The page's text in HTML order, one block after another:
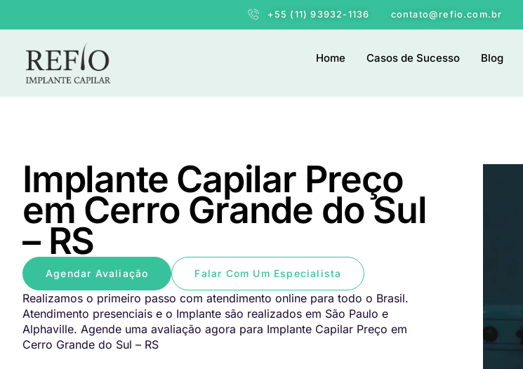
+55 (11) 93932-1136 contato@refio.com.br
Home Casos de Sucesso Blog
Implante Capilar Preço
em Cerro Grande do Sul
– RS
Agendar Avaliação Falar Com Um Especialista
Realizamos o primeiro passo com atendimento online para todo o Brasil.
Atendimento presenciais e o Implante são realizados em São Paulo e
Alphaville. Agende uma avaliação agora para Implante Capilar Preço em
Cerro Grande do Sul – RS